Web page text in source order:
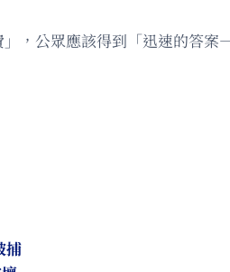
，公眾應該得到「迅速的答
捕